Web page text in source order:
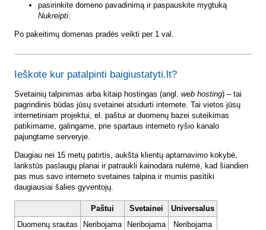
pasirinkite domeno pavadinimą ir paspauskite mygtuką
Nukreipti.
Po pakeitimų domenas pradės veikti per 1 val.
Ieškote kur patalpinti baigiustatyti.lt?
Svetainių talpinimas arba kitaip hostingas (angl. web hosting) – tai
pagrindinis būdas jūsų svetainei atsidurti internete. Tai vietos jūsų
internetiniam projektui, el. paštui ar duomenų bazei suteikimas
patikimame, galingame, prie spartaus interneto ryšio kanalo
pajungtame serveryje.
Daugiau nei 15 metų patirtis, aukšta klientų aptarnavimo kokybė,
lankstūs paslaugų planai ir patraukli kainodara nulėmė, kad šiandien
pas mus savo interneto svetaines talpina ir mumis pasitiki
daugiausiai šalies gyventojų.
Paštui Svetainei
Universalus
Duomenų srautas
Neribojama Neribojama
Neribojama